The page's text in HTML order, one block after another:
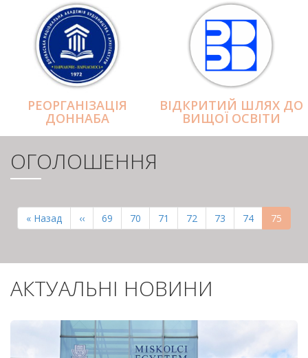
РЕОРГАНІЗАЦІЯ
ДОННАБА
ВІДКРИТИЙ ШЛЯХ ДО
ВИЩОЇ ОСВІТИ
ОГОЛОШЕННЯ
СТОРІНКИ
Перша
сторінка
« Назад
Попередня
сторінка
‹‹ Page
69 Page
70 Page
71 Page
72 Page
73 Page
74 75
АКТУАЛЬНІ НОВИНИ